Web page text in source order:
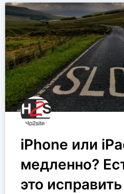
iPhone или
медленно?
это исправить